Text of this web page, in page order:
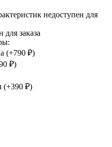
недоступен для
заказа
(+790 ₽)
₽)
(+390 ₽)